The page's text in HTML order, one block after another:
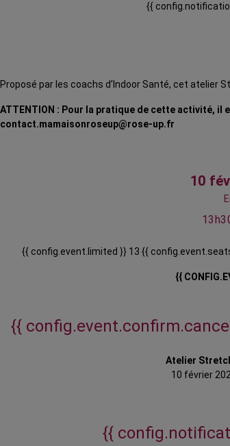
{{
Proposé par les coachs d’Indoor Santé, cet
ATTENTION : Pour la pratique de cette activité, il
contact.mamaisonroseup@rose-up.fr
10
{{ config.event.limited }} 13 {{
{{
{{
Atelier
10 février
{{